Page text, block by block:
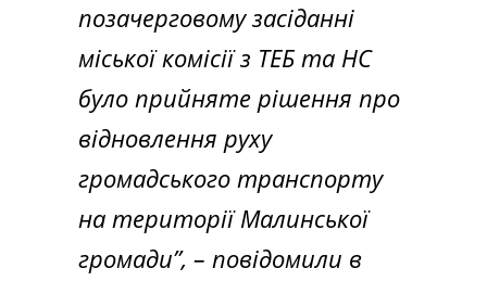
позачерговому засіданні
міської комісії з ТЕБ та НС
було прийняте рішення про
відновлення руху
громадського транспорту
на території Малинської
громади”, – повідомили в